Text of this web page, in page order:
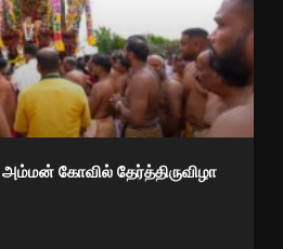
கோவில் தேர்த்திருவிழா